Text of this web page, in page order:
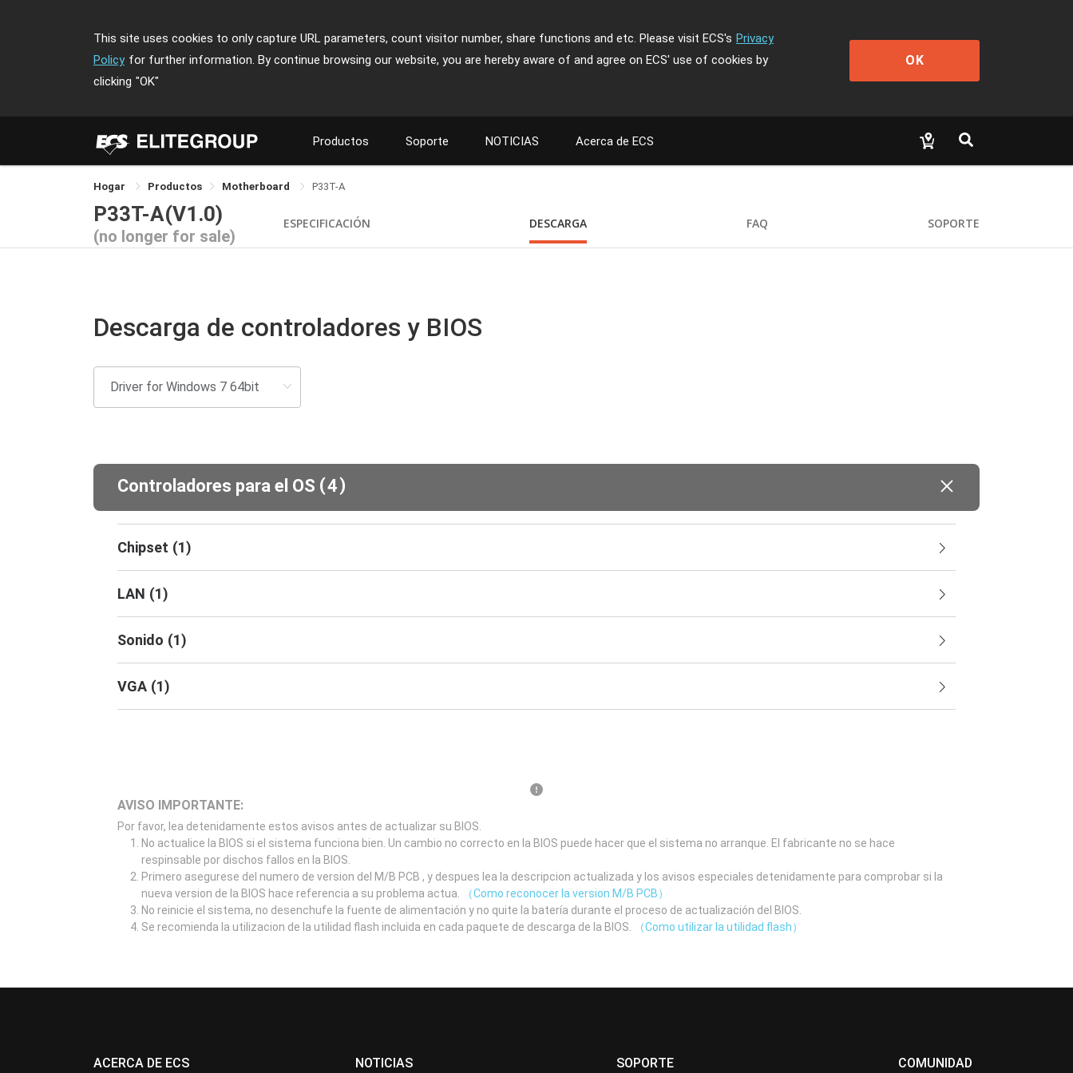
This site uses cookies to only capture URL parameters, count visitor number, share functions and etc. Please visit ECS's Privacy
Policy for further information. By continue browsing our website, you are hereby aware of and agree on ECS' use of cookies by
clicking "OK"
OK
Productos Soporte NOTICIAS Acerca de ECS
Hogar Productos Motherboard P33T-A
P33T-A(V1.0)
(no longer for sale)
ESPECIFICACIÓN DESCARGA FAQ SOPORTE
Descarga de controladores y BIOS
Controladores para el OS (4)
Chipset (1)
LAN (1)
Sonido (1)
VGA (1)
AVISO IMPORTANTE:
Por favor, lea detenidamente estos avisos antes de actualizar su BIOS.
No actualice la BIOS si el sistema funciona bien. Un cambio no correcto en la BIOS puede hacer que el sistema no arranque. El fabricante no se hace
respinsable por dischos fallos en la BIOS.
Primero asegurese del numero de version del M/B PCB , y despues lea la descripcion actualizada y los avisos especiales detenidamente para comprobar si la
nueva version de la BIOS hace referencia a su problema actua.
（Como reconocer la version M/B PCB）
No reinicie el sistema, no desenchufe la fuente de alimentación y no quite la batería durante el proceso de actualización del BIOS.
Se recomienda la utilizacion de la utilidad flash incluida en cada paquete de descarga de la BIOS.
（Como utilizar la utilidad flash）
ACERCA DE ECS NOTICIAS SOPORTE COMUNIDAD